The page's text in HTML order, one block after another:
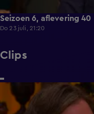
Seizoen 6, aflevering 40
Do 23 juli, 21:20
Clips